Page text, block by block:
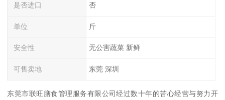
是否进口 否
单位 斤
安全性 无公害蔬菜 新鲜
可售卖地 东莞 深圳
东莞市联旺膳食管理服务有限公司经过数十年的苦心经营与努力开